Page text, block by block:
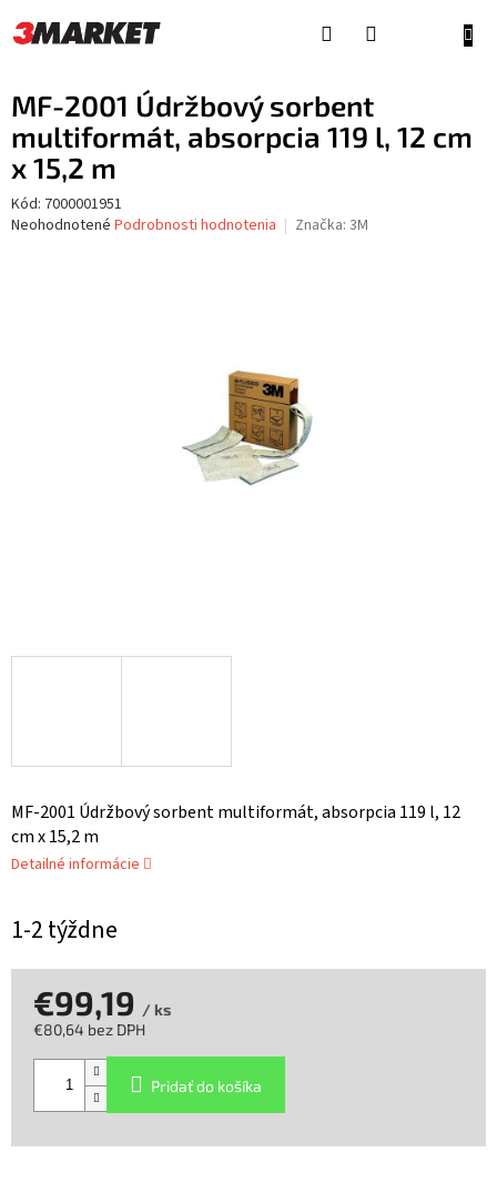
na
obsah
MF-2001 Údržbový sorbent
multiformát, absorpcia 119 l, 12 cm
x 15,2 m
Kód: 7000001951
Priemerné
Neohodnotené Podrobnosti hodnotenia Značka: 3M
1-2 týždne
MF-2001 Údržbový sorbent multiformát, absorpcia 119 l, 12
cm x 15,2 m
Detailné informácie
€99,19 / ks
€80,64 bez DPH
Pridať do košíka